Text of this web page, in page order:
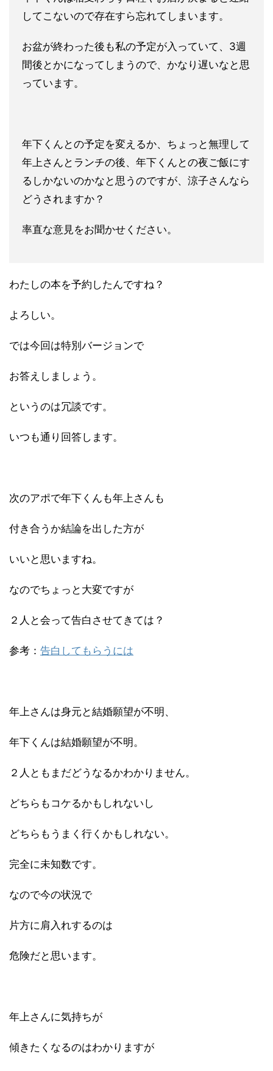
してこないので存在すら忘れてしまいます。
お盆が終わった後も私の予定が入っていて、3週
間後とかになって しまうので、かなり遅いなと思
っています。
年下くんとの予定を変えるか、ちょっと無理して
年上さんとランチの後、年下くんとの夜ご飯にす
るしかないのかなと思うのですが、 涼子さんなら
どうされますか？
率直な意見をお聞かせください。
わたしの本を予約したんですね？
よろしい。
では今回は特別バージョンで
お答えしましょう。
というのは冗談です。
いつも通り回答します。
次のアポで年下くんも年上さんも
付き合うか結論を出した方が
いいと思いますね。
なのでちょっと大変ですが
２人と会って告白させてきては？
参考： 告白してもらうには
年上さんは身元と結婚願望が不明、
年下くんは結婚願望が不明。
２人ともまだどうなるかわかりません。
どちらもコケるかもしれないし
どちらもうまく行くかもしれない。
完全に未知数です。
なので今の状況で
片方に肩入れするのは
危険だと思います。
年上さんに気持ちが
傾きたくなるのはわかりますが